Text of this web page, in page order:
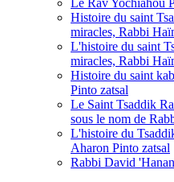
Le Rav Yochiahou
Histoire du saint
miracles, Rabbi
L'histoire du saint
miracles, Rabbi
Histoire du saint
Pinto zatsal
Le Saint Tsaddik
sous le nom de
L'histoire du
Aharon Pinto zatsal
Rabbi David